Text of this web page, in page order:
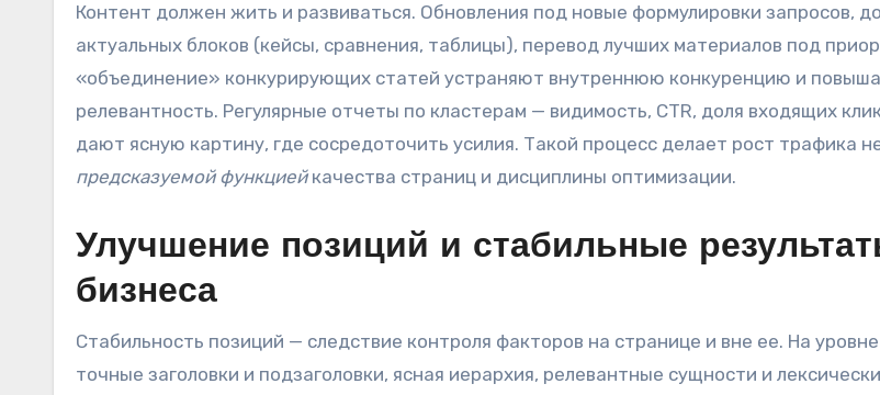
Контент должен жить и развиваться. Обновления под новые формулировки запросов,
актуальных блоков (кейсы, сравнения, таблицы), перевод лучших материалов под
«объединение» конкурирующих статей устраняют внутреннюю конкуренцию и
релевантность. Регулярные отчеты по кластерам — видимость, CTR, доля входящих
дают ясную картину, где сосредоточить усилия. Такой процесс делает рост трафика
предсказуемой функциейкачества страниц и дисциплины оптимизации.
Улучшение позиций и стабильные
бизнеса
Стабильность позиций — следствие контроля факторов на странице и вне ее. На
точные заголовки и подзаголовки, ясная иерархия, релевантные сущности и